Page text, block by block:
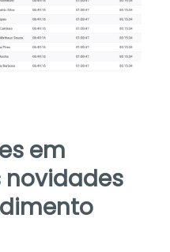
em
novidades